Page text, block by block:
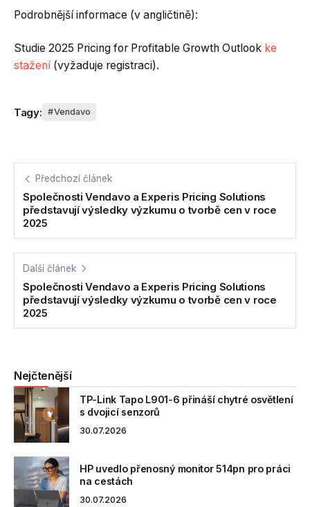
Podrobnější informace (v angličtině):
Studie 2025 Pricing for Profitable Growth Outlook ke
stažení(vyžaduje registraci).
Tagy: Vendavo
Předchozí článek
Společnosti Vendavo a Experis Pricing Solutions
představují výsledky výzkumu o tvorbě cen v roce
2025
Další článek
Společnosti Vendavo a Experis Pricing Solutions
představují výsledky výzkumu o tvorbě cen v roce
2025
Nejčtenější
TP-Link Tapo L901-6 přináší chytré osvětlení
s dvojicí senzorů
30.07.2026
HP uvedlo přenosný monitor 514pn pro práci
na cestách
30.07.2026